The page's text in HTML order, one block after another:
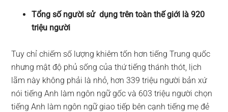
Tổng số người sử dụng trên toàn thế giới là 920
triệu người
Tuy chỉ chiếm số lượng khiêm tốn hơn tiếng Trung quốc
nhưng mật độ phủ sống của thứ tiếng thánh thót, lịch
lãm này không phải là nhỏ, hơn 339 triệu người bản xứ
nói tiếng Anh làm ngôn ngữ gốc và 603 triệu người chọn
tiếng Anh làm ngôn ngữ giao tiếp bên cạnh tiếng mẹ đẻ